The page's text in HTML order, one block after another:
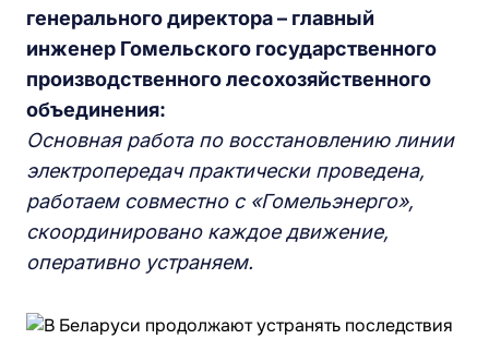
генерального директора– главный
инженер Гомельского государственного
производственного лесохозяйственного
объединения:
Основная работа по восстановлению линии
электропередач практически проведена,
работаем совместно с «Гомельэнерго»,
скоординировано каждое движение,
оперативно устраняем.